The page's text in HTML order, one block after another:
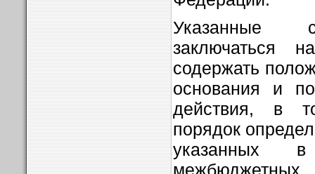
Указанные
заключаться
содержать
основания и
действия, в
порядок
указанных